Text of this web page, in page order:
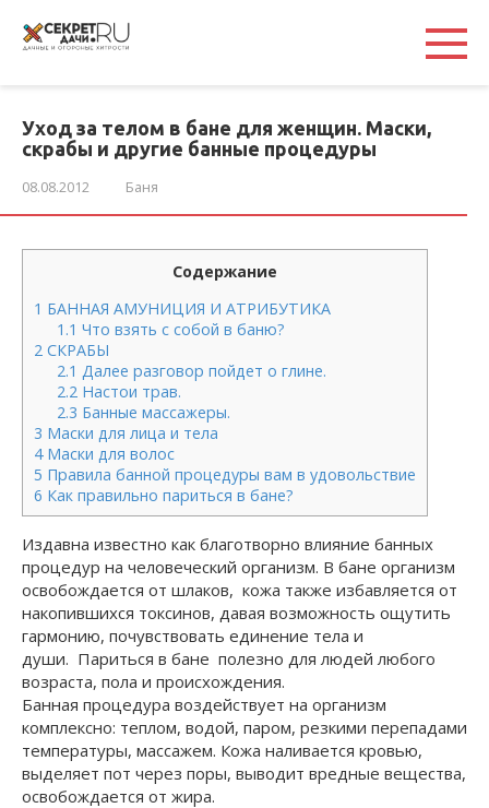
контенту
Уход за телом в бане для женщин. Маски,
скрабы и другие банные процедуры
08.08.2012 Баня
Содержание
1 БАННАЯ АМУНИЦИЯ И АТРИБУТИКА
1.1 Что взять с собой в баню?
2 СКРАБЫ
2.1 Далее разговор пойдет о глине.
2.2 Настои трав.
2.3 Банные массажеры.
3 Маски для лица и тела
4Маски для волос
5 Правила банной процедуры вам в удовольствие
6 Как правильно париться в бане?
Издавна известно как благотворно влияние банных
процедур на человеческий организм. В бане организм
освобождается от шлаков, кожа также избавляется от
накопившихся токсинов, давая возможность ощутить
гармонию, почувствовать единение тела и
души. Париться в бане полезно для людей любого
возраста, пола и происхождения.
Банная процедура воздействует на ор­ганизм
комплексно: теплом, водой, паром, резкими перепадами
температуры, массажем. Кожа наливается кровью,
выделяет пот через поры, выводит вредные вещества,
освобожда­ется от жира.